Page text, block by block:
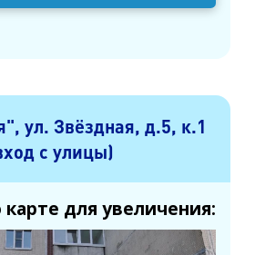
ул. Звёздная, д.5, к.1
с улицы)
для увеличения: